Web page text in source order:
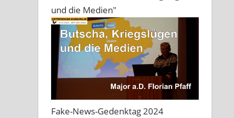
und die Medien"
Fake-News-Gedenktag 2024